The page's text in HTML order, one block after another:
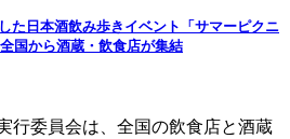
た日本酒飲み歩きイベント「サマーピクニ
国から酒蔵・飲食店が集結
⾏委員会は、全国の飲⾷店と酒蔵